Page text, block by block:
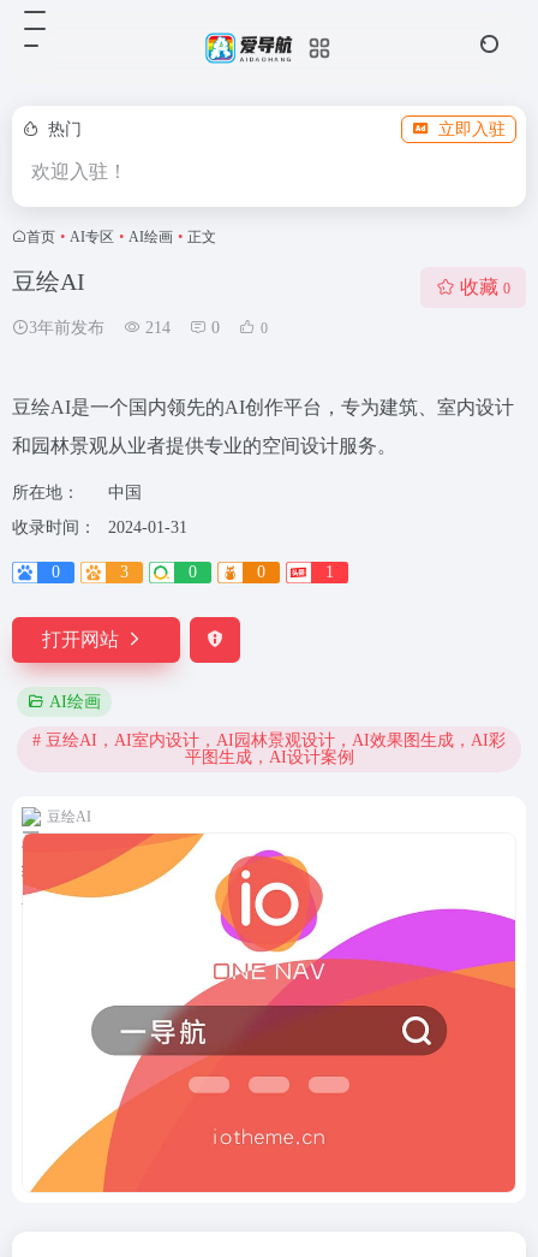
热门 立即入驻
欢迎入驻！
首页 • AI专区 • AI绘画 • 正文
豆绘AI
3年前发布 214 0 0
收藏 0
豆绘AI是一个国内领先的AI创作平台，专为建筑、室内设计
和园林景观从业者提供专业的空间设计服务。
所在地：
中国
收录时间：
2024-01-31
0 3 0 0 1
打开网站
AI绘画
# 豆绘AI，AI室内设计，AI园林景观设计，AI效果图生成，AI彩
平图生成，AI设计案例
豆绘AI